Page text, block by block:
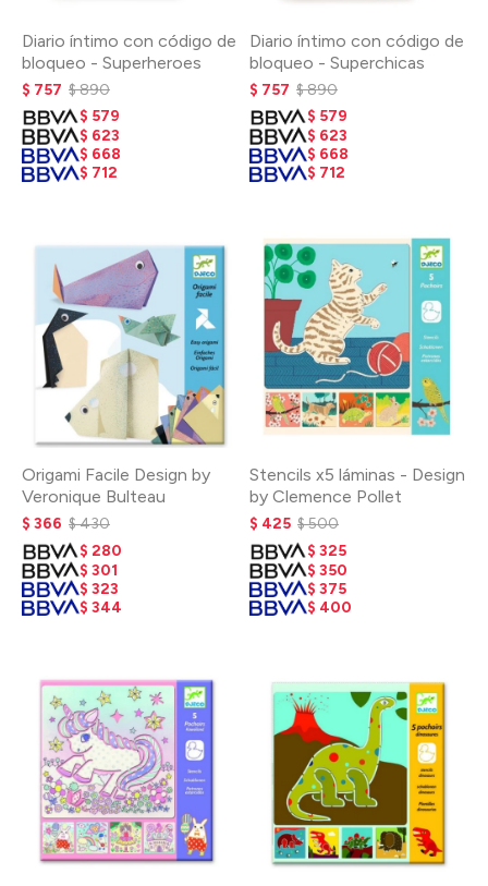
Diario íntimo con código de
bloqueo - Superheroes
$ 757 $890
$ 579
$ 623
$ 668
$ 712
Diario íntimo con código de
bloqueo - Superchicas
$ 757 $890
$ 579
$ 623
$ 668
$ 712
Origami Facile Design by
Veronique Bulteau
$ 366 $430
$ 280
$ 301
$ 323
$ 344
Stencils x5 láminas - Design
by Clemence Pollet
$ 425 $500
$ 325
$ 350
$ 375
$ 400